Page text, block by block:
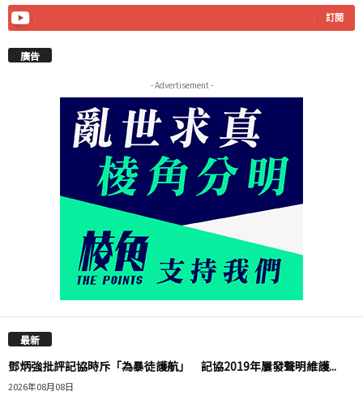
訂閱
廣告
- Advertisement -
最新
鄧炳強批評記協時斥「為暴徒護航」 記協2019年屢發聲明維護...
2026年08月08日